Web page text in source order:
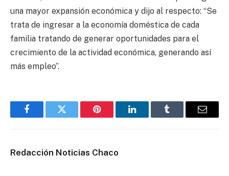
una mayor expansión económica y dijo al respecto: “Se
trata de ingresar a la economía doméstica de cada
familia tratando de generar oportunidades para el
crecimiento de la actividad económica, generando así
más empleo”.
FacebookTwitter Pinterest LinkedInTumblr Email
Redacción Noticias Chaco